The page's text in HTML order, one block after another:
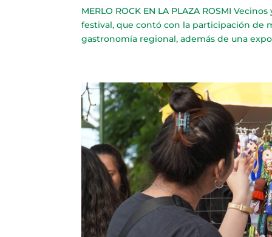
MERLO ROCK EN LA PLAZA ROSMI
festival, que contó con la participación de
gastronomía regional, además de una